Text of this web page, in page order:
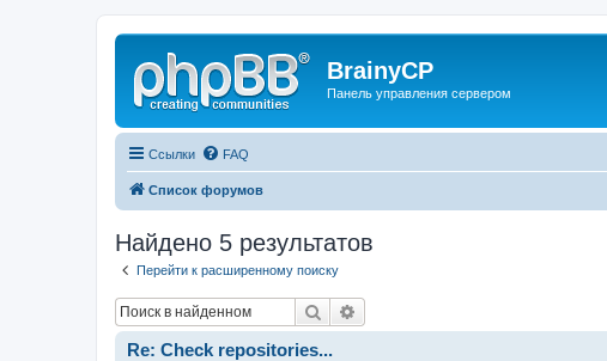
BrainyCP
Панель управления сервером
Ссылки FAQ
Список форумов
Найдено 5 результатов
Перейти к расширенному поиску
Поиск
Re: Check repositories...